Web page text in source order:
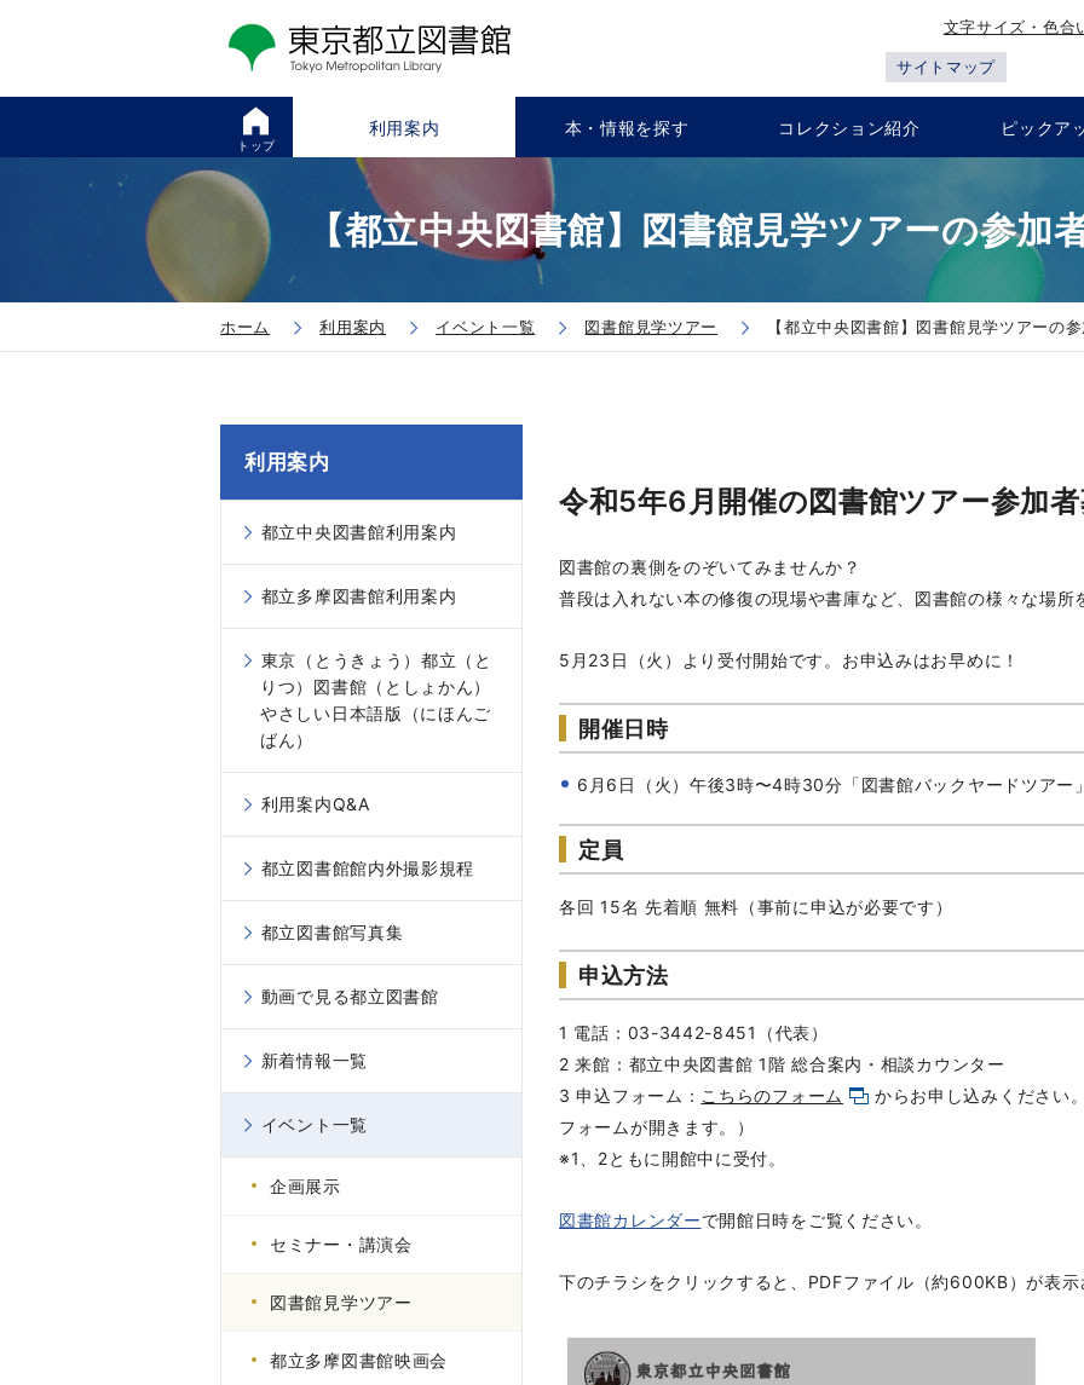
文字サイズ・色合
サイトマップ
トップ
利用案内 本・情報を探す コレクション紹介 ピックア
【都立中央図書館】図書館見学ツアーの参加
ホーム 利用案内 イベント一覧 図書館見学ツアー 【都立中央図書館】図書館見学ツアーの
令和5年6月開催の図書館ツアー参加者
図書館の裏側をのぞいてみませんか？
普段は入れない本の修復の現場や書庫など、図書館の様々な場所
5月23日（火）より受付開始です。お申込みはお早めに！
開催日時
6月6日（火）午後3時〜4時30分「図書館バックヤードツアー」
定員
各回 15名 先着順 無料（事前に申込が必要です）
申込方法
1 電話：03-3442-8451（代表）
2 来館：都立中央図書館 1階 総合案内・相談カウンター
3 申込フォーム： こちらのフォーム からお申し込みください。
フォームが開きます。）
※1、2ともに開館中に受付。
図書館カレンダーで開館日時をご覧ください。
下のチラシをクリックすると、PDFファイル（約600KB）が表示
利用案内
都立中央図書館利用案内
都立多摩図書館利用案内
東京（とうきょう）都立（と
りつ）図書館（としょかん）
やさしい日本語版（にほんご
ばん）
利用案内Q&A
都立図書館館内外撮影規程
都立図書館写真集
動画で見る都立図書館
新着情報一覧
イベント一覧
企画展示
セミナー・講演会
図書館見学ツアー
都立多摩図書館映画会